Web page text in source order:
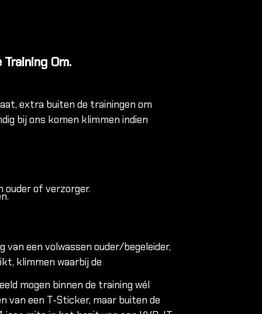
Om.
extra buiten de trainingen om
bij ons komen klimmen indien
of verzorger.
van een volwassen ouder/begeleider,
klimmen waarbij de
mogen binnen de training wél
van een T-Sticker, maar buiten de